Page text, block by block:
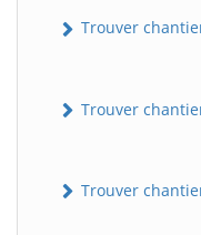
Trouver
Trouver
Trouver